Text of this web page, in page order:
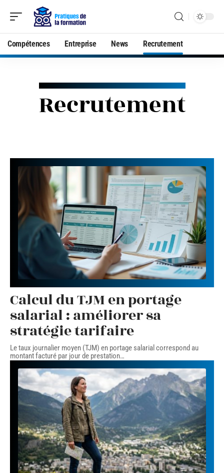
Compétences Entreprise News Recrutement
Recrutement
Calcul du TJM en portage
salarial : améliorer sa
stratégie tarifaire
Le taux journalier moyen (TJM) en portage salarial correspond au
montant facturé par jour de prestation…